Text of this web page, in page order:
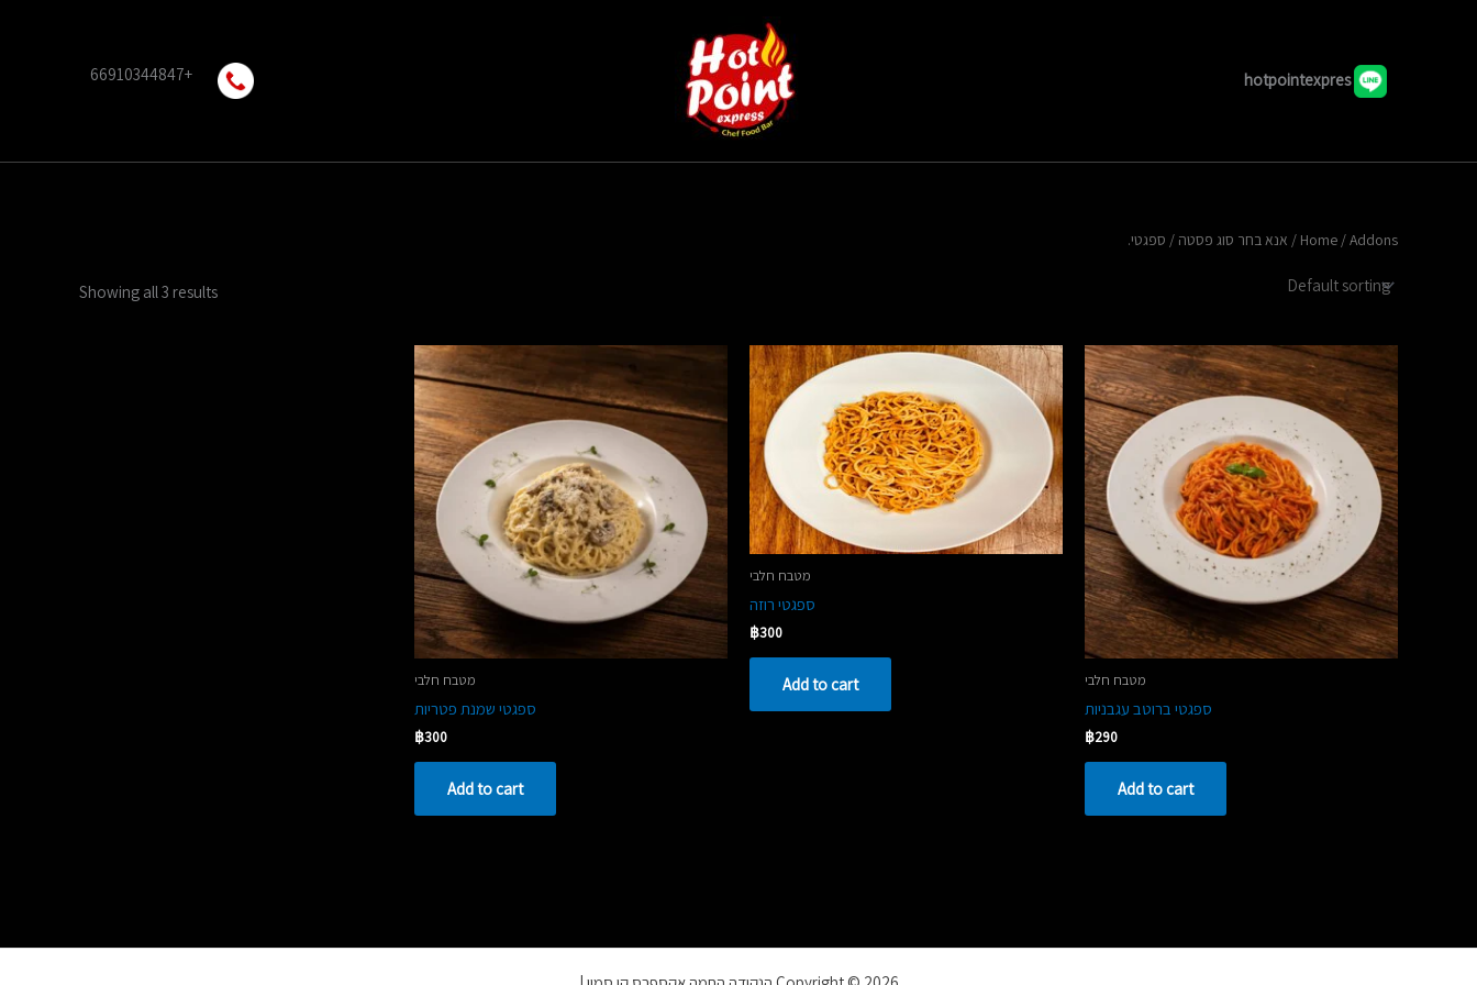
hotpointexpres
+66910344847
Home / Addons / אנא בחר סוג פסטה / ספגטי.
Showing all 3 results
מטבח חלבי
ספגטי ברוטב עגבניות
฿290
Add to cart
מטבח חלבי
ספגטי רוזה
฿300
Add to cart מטבח חלבי
ספגטי שמנת פטריות
฿300
Add to cart